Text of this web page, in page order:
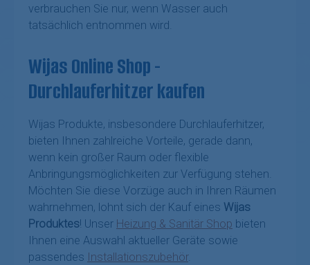
verbrauchen Sie nur, wenn Wasser auch
tatsächlich entnommen wird.
Wijas Online Shop -
Durchlauferhitzer kaufen
Wijas Produkte, insbesondere Durchlauferhitzer,
bieten Ihnen zahlreiche Vorteile, gerade dann,
wenn kein großer Raum oder flexible
Anbringungsmöglichkeiten zur Verfügung stehen.
Möchten Sie diese Vorzüge auch in Ihren Räumen
wahrnehmen, lohnt sich der Kauf eines Wijas
Produktes! Unser Heizung & Sanitär Shop bieten
Ihnen eine Auswahl aktueller Geräte sowie
passendes Installationszubehör.